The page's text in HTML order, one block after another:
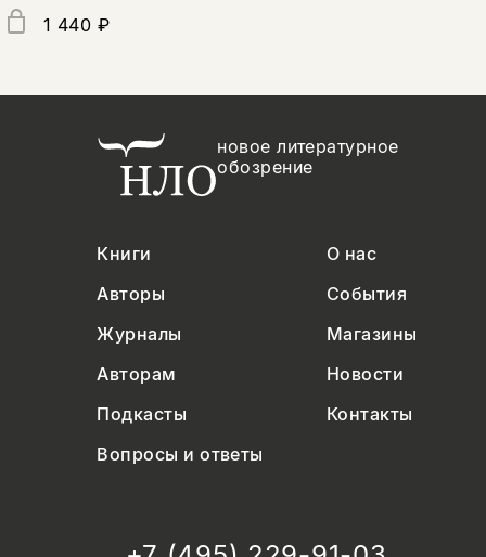
1 440 ₽
новое литературное
обозрение
Книги
О нас
Авторы
События
Журналы
Магазины
Авторам
Новости
Подкасты
Контакты
Вопросы и ответы